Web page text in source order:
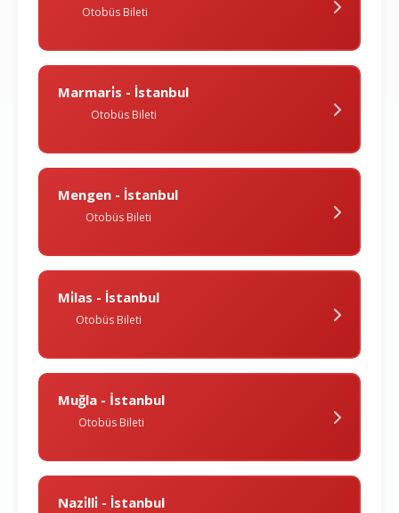
Otobüs Bileti
Marmari̇s - İstanbul
Otobüs Bileti
Mengen - İstanbul
Otobüs Bileti
Mi̇las - İstanbul
Otobüs Bileti
Muğla - İstanbul
Otobüs Bileti
Nazi̇lli̇ - İstanbul